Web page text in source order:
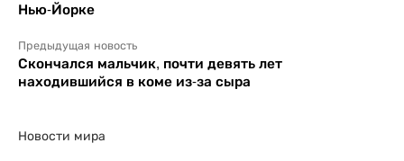
Нью-Йорке
Предыдущая новость
Скончался мальчик, почти девять лет
находившийся в коме из-за сыра
Новости мира